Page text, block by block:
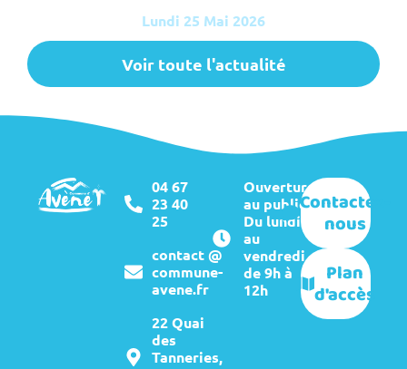
Lundi 25 Mai 2026
Voir toute l'actualité
04 67
23 40
25
contact @
commune-
avene.fr
22 Quai
des
Tanneries,
Ouverture
au public :
Du lundi
au
vendredi
de 9h à
12h
Contactez-
nous
Plan
d'accès